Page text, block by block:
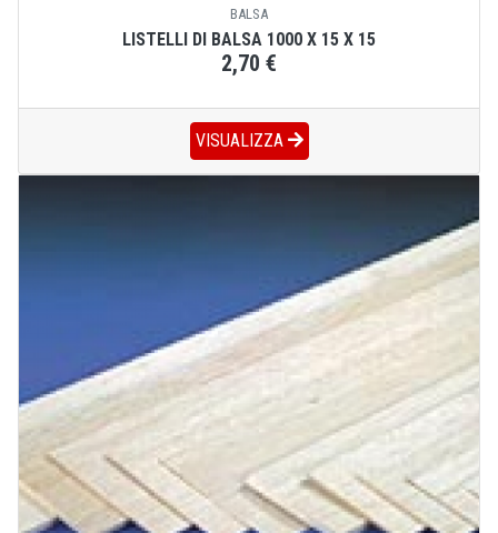
BALSA
LISTELLI DI BALSA 1000 X 15 X 15
2,70 €
VISUALIZZA